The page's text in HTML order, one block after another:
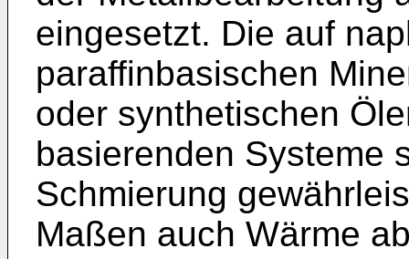
eingesetzt. Die auf
paraffinbasischen
oder synthetischen
basierenden Systeme
Schmierung
Maßen auch Wärme